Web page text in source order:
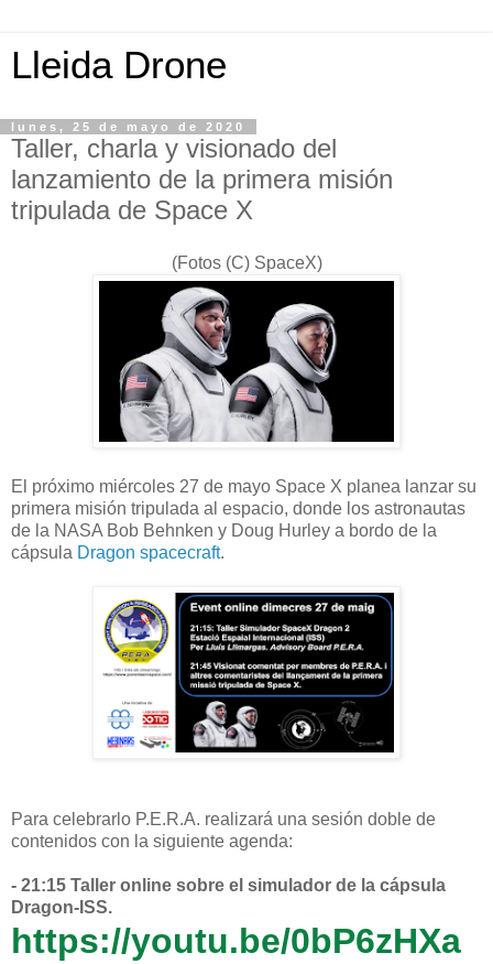
Lleida Drone
lunes, 25 de mayo de 2020
Taller, charla y visionado del
lanzamiento de la primera misión
tripulada de Space X
(Fotos (C) SpaceX)
El próximo miércoles 27 de mayo Space X planea lanzar su
primera misión tripulada al espacio, donde los astronautas
de la NASA Bob Behnken y Doug Hurley a bordo de la
cápsula Dragon spacecraft.
Para celebrarlo P.E.R.A. realizará una sesión doble de
contenidos con la siguiente agenda:
- 21:15 Taller online sobre el simulador de la cápsula
Dragon-ISS.
https://youtu.be/0bP6zHXa